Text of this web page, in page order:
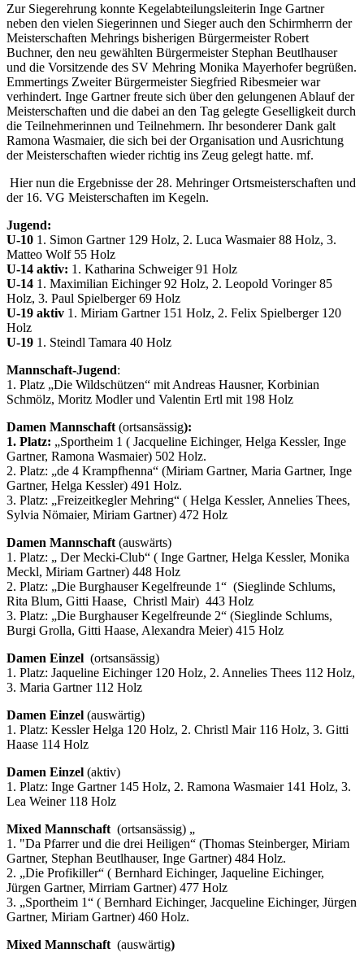
Zur Siegerehrung konnte Kegelabteilungsleiterin Inge Gartner
neben den vielen Siegerinnen und Sieger auch den Schirmherrn der
Meisterschaften Mehrings bisherigen Bürgermeister Robert
Buchner, den neu gewählten Bürgermeister Stephan Beutlhauser
und die Vorsitzende des SV Mehring Monika Mayerhofer begrüßen.
Emmertings Zweiter Bürgermeister Siegfried Ribesmeier war
verhindert. Inge Gartner freute sich über den gelungenen Ablauf der
Meisterschaften und die dabei an den Tag gelegte Geselligkeit durch
die Teilnehmerinnen und Teilnehmern. Ihr besonderer Dank galt
Ramona Wasmaier, die sich bei der Organisation und Ausrichtung
der Meisterschaften wieder richtig ins Zeug gelegt hatte. mf.
Hier nun die Ergebnisse der 28. Mehringer Ortsmeisterschaften und
der 16. VG Meisterschaften im Kegeln.
Jugend:
U-10 1. Simon Gartner 129 Holz, 2. Luca Wasmaier 88 Holz, 3.
Matteo Wolf 55 Holz
U-14 aktiv: 1. Katharina Schweiger 91 Holz
U-14 1. Maximilian Eichinger 92 Holz, 2. Leopold Voringer 85
Holz, 3. Paul Spielberger 69 Holz
U-19 aktiv 1. Miriam Gartner 151 Holz, 2. Felix Spielberger 120
Holz
U-19 1. Steindl Tamara 40 Holz
Mannschaft-Jugend:
1. Platz „Die Wildschützen“ mit Andreas Hausner, Korbinian
Schmölz, Moritz Modler und Valentin Ertl mit 198 Holz
Damen Mannschaft (ortsansässig):
1. Platz: „Sportheim 1 ( Jacqueline Eichinger, Helga Kessler, Inge
Gartner, Ramona Wasmaier) 502 Holz.
2. Platz: „de 4 Krampfhenna“ (Miriam Gartner, Maria Gartner, Inge
Gartner, Helga Kessler) 491 Holz.
3. Platz: „Freizeitkegler Mehring“ ( Helga Kessler, Annelies Thees,
Sylvia Nömaier, Miriam Gartner) 472 Holz
Damen Mannschaft (auswärts)
1. Platz: „ Der Mecki-Club“ ( Inge Gartner, Helga Kessler, Monika
Meckl, Miriam Gartner) 448 Holz
2. Platz: „Die Burghauser Kegelfreunde 1“ (Sieglinde Schlums,
Rita Blum, Gitti Haase, Christl Mair) 443 Holz
3. Platz: „Die Burghauser Kegelfreunde 2“ (Sieglinde Schlums,
Burgi Grolla, Gitti Haase, Alexandra Meier) 415 Holz
Damen Einzel (ortsansässig)
1. Platz: Jaqueline Eichinger 120 Holz, 2. Annelies Thees 112 Holz,
3. Maria Gartner 112 Holz
Damen Einzel (auswärtig)
1. Platz: Kessler Helga 120 Holz, 2. Christl Mair 116 Holz, 3. Gitti
Haase 114 Holz
Damen Einzel (aktiv)
1. Platz: Inge Gartner 145 Holz, 2. Ramona Wasmaier 141 Holz, 3.
Lea Weiner 118 Holz
Mixed Mannschaft (ortsansässig) „
1. "Da Pfarrer und die drei Heiligen“ (Thomas Steinberger, Miriam
Gartner, Stephan Beutlhauser, Inge Gartner) 484 Holz.
2. „Die Profikiller“ ( Bernhard Eichinger, Jaqueline Eichinger,
Jürgen Gartner, Mirriam Gartner) 477 Holz
3. „Sportheim 1“ ( Bernhard Eichinger, Jacqueline Eichinger, Jürgen
Gartner, Miriam Gartner) 460 Holz.
Mixed Mannschaft (auswärtig)